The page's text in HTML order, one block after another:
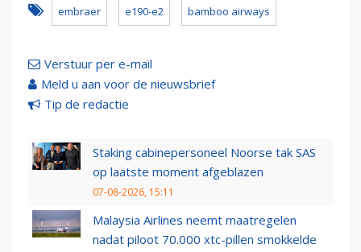
embraer e190-e2 bamboo airways
Verstuur per e-mail
Meld u aan voor de nieuwsbrief
Tip de redactie
Staking cabinepersoneel Noorse tak SAS
op laatste moment afgeblazen
07-08-2026, 15:11
Malaysia Airlines neemt maatregelen
nadat piloot 70.000 xtc-pillen smokkelde